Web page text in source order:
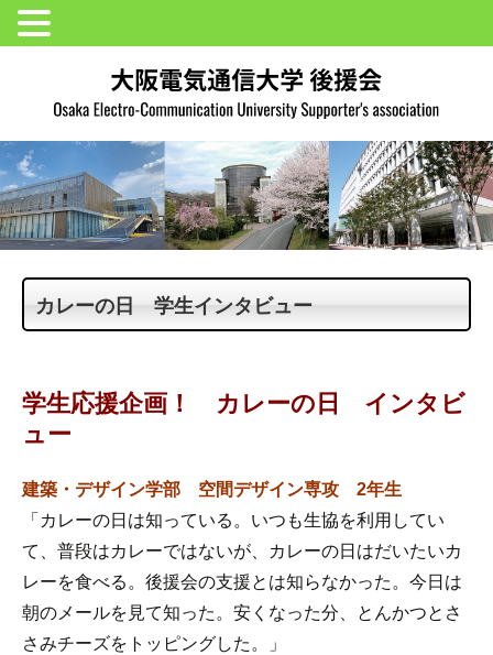
カレーの日 学生インタビュー
学生応援企画！ カレーの日 インタビ
ュー
建築・デザイン学部 空間デザイン専攻 2年生
「カレーの日は知っている。いつも生協を利用してい
て、普段はカレーではないが、カレーの日はだいたいカ
レーを食べる。後援会の支援とは知らなかった。今日は
朝のメールを見て知った。安くなった分、とんかつとさ
さみチーズをトッピングした。」